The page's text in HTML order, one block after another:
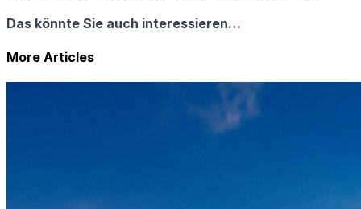
Das könnte Sie auch interessieren…
More Articles